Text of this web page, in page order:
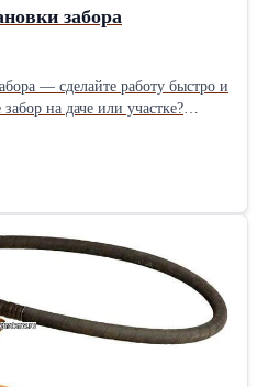
забора
— сделайте работу быстро и
в аренду бензиновый копер
столбы в землю.
где вручную работали бы
понятную инструкцию и
комплект насадок под разные
если возникнут вопросы с